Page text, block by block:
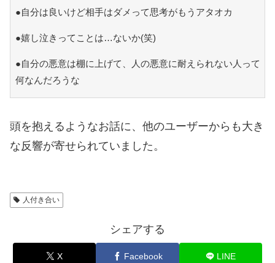
●自分は良いけど相手はダメって思考がもうアタオカ
●嬉し泣きってことは…ないか(笑)
●自分の悪意は棚に上げて、人の悪意に耐えられない人って
何なんだろうな
頭を抱えるようなお話に、他のユーザーからも大き
な反響が寄せられていました。
人付き合い
シェアする
X Facebook LINE